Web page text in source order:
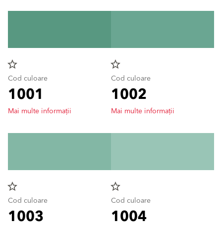
star_border
Cod culoare
1001
Mai multe informații
star_border
Cod culoare
1002
Mai multe informații
star_border
Cod culoare
1003
star_border
Cod culoare
1004